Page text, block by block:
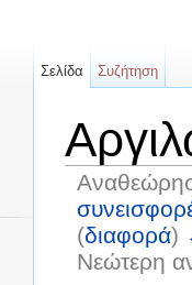
(διαφορά)
Νεώτερη
Σελίδα Συζήτηση